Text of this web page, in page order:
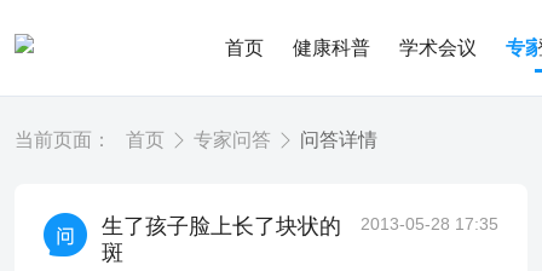
首页 健康科普 学术会议 专
当前页面： 首页 专家问答 问答详情
生了孩子脸上长了块状的
斑
2013-05-28 17:35